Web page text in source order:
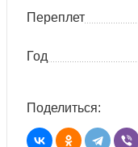
Переплет
Год
Поделиться: